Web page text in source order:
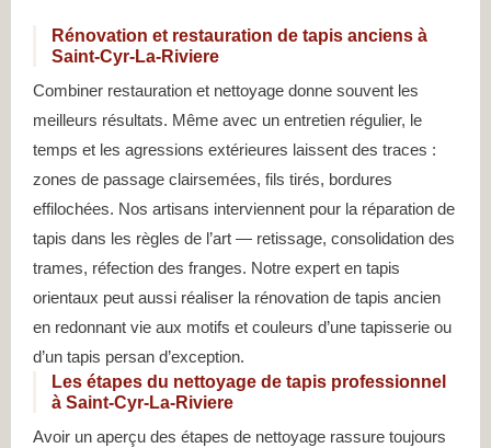
Rénovation et restauration de tapis anciens à
Saint-Cyr-La-Riviere
Combiner restauration et nettoyage donne souvent les
meilleurs résultats. Même avec un entretien régulier, le
temps et les agressions extérieures laissent des traces :
zones de passage clairsemées, fils tirés, bordures
effilochées. Nos artisans interviennent pour la réparation de
tapis dans les règles de l’art — retissage, consolidation des
trames, réfection des franges. Notre expert en tapis
orientaux peut aussi réaliser la rénovation de tapis ancien
en redonnant vie aux motifs et couleurs d’une tapisserie ou
d’un tapis persan d’exception.
Les étapes du nettoyage de tapis professionnel
à Saint-Cyr-La-Riviere
Avoir un aperçu des étapes de nettoyage rassure toujours